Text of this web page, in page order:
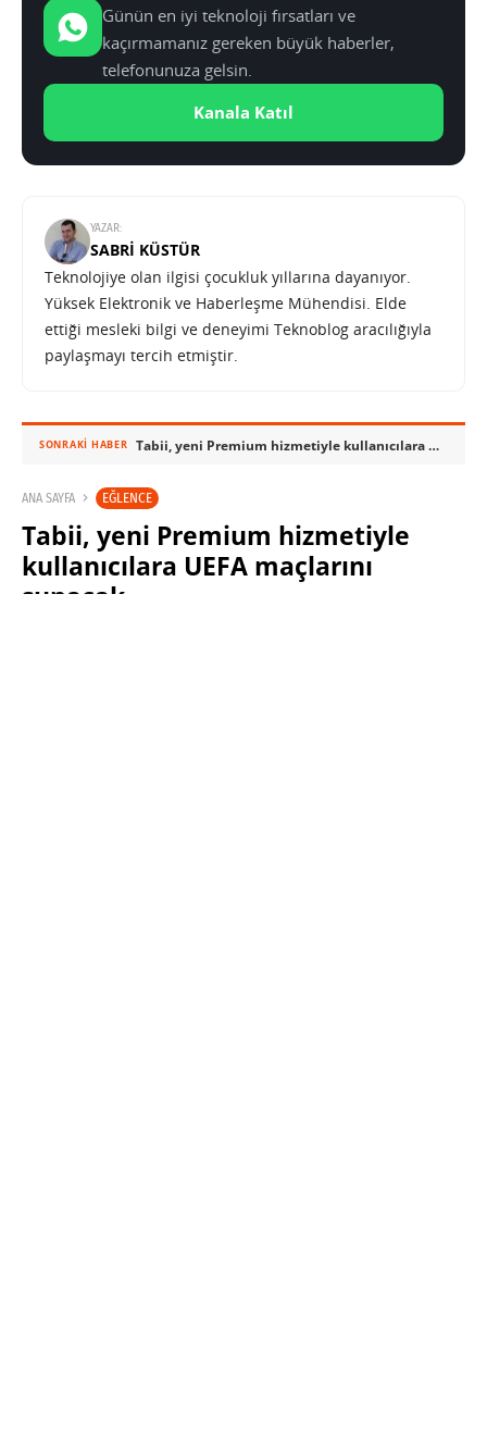
Günün en iyi teknoloji fırsatları ve
kaçırmamanız gereken büyük haberler,
telefonunuza gelsin.
Kanala Katıl
YAZAR:
SABRI KÜSTÜR
Teknolojiye olan ilgisi çocukluk yıllarına dayanıyor.
Yüksek Elektronik ve Haberleşme Mühendisi. Elde
ettiği mesleki bilgi ve deneyimi Teknoblog aracılığıyla
paylaşmayı tercih etmiştir.
SONRAKI HABER Tabii, yeni Premium hizmetiyle kullanıcılara UEFA maçlarını sunacak
ANA SAYFA EĞLENCE
Tabii, yeni Premium hizmetiyle
kullanıcılara UEFA maçlarını
sunacak